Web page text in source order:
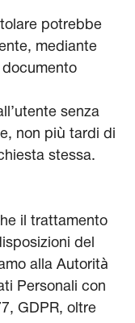
potrebbe
mediante
senza
non più tardi di
stessa.
il trattamento
del
alla Autorità
Personali con
GDPR, oltre